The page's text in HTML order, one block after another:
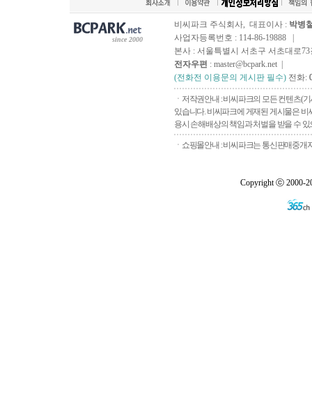
since 2000
비씨파크 주식회사, 대표이사 : 박병
사업자등록번호 : 114-86-19888 |
본사 : 서울특별시 서초구 서초대로73
전자우편 : master@bcpark.net |
(전화전 이용문의 게시판 필수) 전화:
ㆍ저작권안내 : 비씨파크의 모든 컨텐츠(
있습니다. 비씨파크에 게재된 게시물은
용시 손해배상의 책임과 처벌을 받을 수
ㆍ쇼핑몰안내 : 비씨파크는 통신판매중개
Copyright ⓒ 2000-